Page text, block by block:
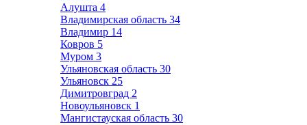
Алушта 4
Владимирская область 34
Владимир 14
Ковров 5
Муром 3
Ульяновская область 30
Ульяновск 25
Димитровград 2
Новоульяновск 1
Мангистауская область 30